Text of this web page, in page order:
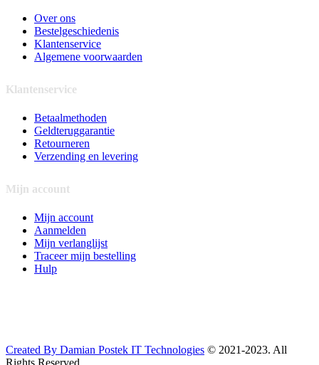
Over ons
Bestelgeschiedenis
Klantenservice
Algemene voorwaarden
Klantenservice
Betaalmethoden
Geldteruggarantie
Retourneren
Verzending en levering
Mijn account
Mijn account
Aanmelden
Mijn verlanglijst
Traceer mijn bestelling
Hulp
Created By Damian Postek IT Technologies © 2021-2023. All
Rights Reserved